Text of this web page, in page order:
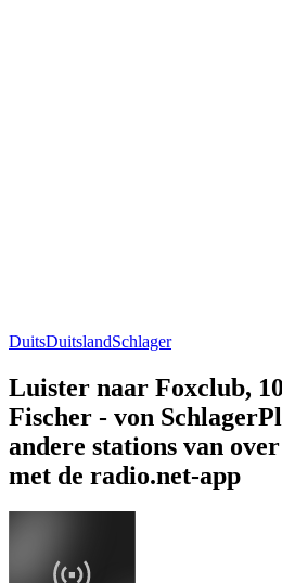
DuitsDuitslandSchlager
Luister naar Foxclub,
Fischer - von
andere stations van
met de radio.net-app